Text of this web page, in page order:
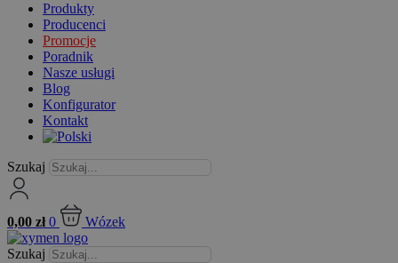
Produkty
Producenci
Promocje
Poradnik
Nasze usługi
Blog
Konfigurator
Kontakt
Szukaj
0,00 zł 0 Wózek
Szukaj